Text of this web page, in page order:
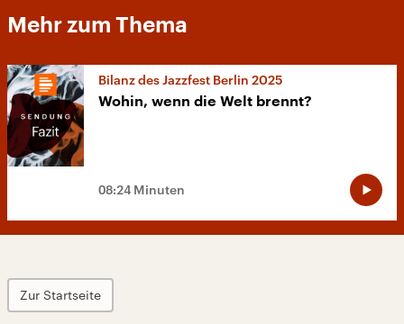
Mehr zum Thema
Bilanz des Jazzfest Berlin 2025
Wohin, wenn die Welt brennt?
08:24 Minuten
Zur Startseite